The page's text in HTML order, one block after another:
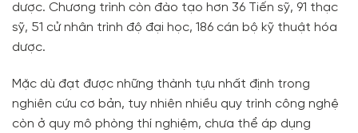
dược. Chương trình còn đào tạo hơn 36 Tiến sỹ, 91 thạc
sỹ, 51 cử nhân trình độ đại học, 186 cán bộ kỹ thuật hóa
dược.
Mặc dù đạt được những thành tựu nhất định trong
nghiên cứu cơ bản, tuy nhiên nhiều quy trình công nghệ
còn ở quy mô phòng thí nghiệm, chưa thể áp dụng